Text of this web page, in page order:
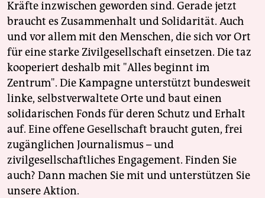
Kräfte inzwischen geworden sind. Gerade jetzt
braucht es Zusammenhalt und Solidarität. Auch
und vor allem mit den Menschen, die sich vor Ort
für eine starke Zivilgesellschaft einsetzen. Die taz
kooperiert deshalb mit "Alles beginnt im
Zentrum". Die Kampagne unterstützt bundesweit
linke, selbstverwaltete Orte und baut einen
solidarischen Fonds für deren Schutz und Erhalt
auf. Eine offene Gesellschaft braucht guten, frei
zugänglichen Journalismus – und
zivilgesellschaftliches Engagement. Finden Sie
auch? Dann machen Sie mit und unterstützen Sie
unsere Aktion.